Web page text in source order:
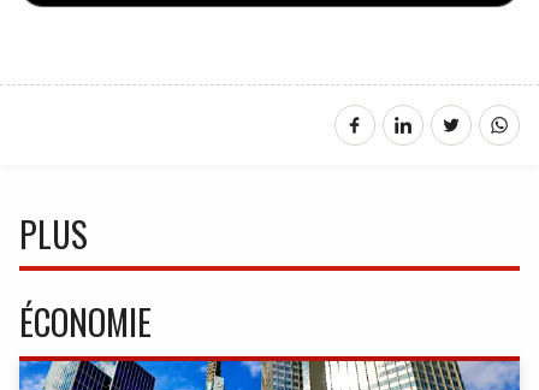
PLUS
ÉCONOMIE